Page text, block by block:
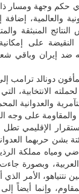
حكم وجهة ومسار
والعالمية، إضافة
المنبثقة
على
ضد إيران وباقي
دونالد ترامب
الانتخابية،
والعدوانية
على وجه
الإقليمي
بشن حربهما
ومياه مملكة
وبصورة
نتنياهو، الأمر
وإنما أيضاً